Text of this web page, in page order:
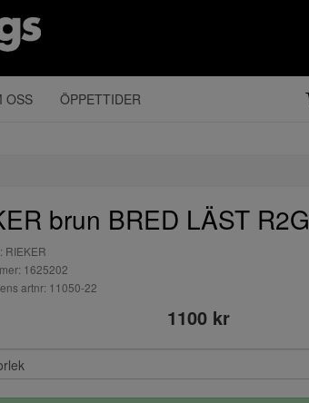
OSS ÖPPETTIDER
brun BRED LÄST R2G
RIEKER
1625202
artnr: 11050-22
1100 kr